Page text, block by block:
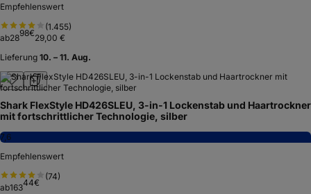
Empfehlenswert
(1.455)
ab2898€29,00 €
Lieferung 10. – 11. Aug.
Shark FlexStyle HD426SLEU, 3-in-1 Lockenstab und Haartrockner
mit fortschrittlicher Technologie, silber
7,6
Empfehlenswert
(74)
ab16344€